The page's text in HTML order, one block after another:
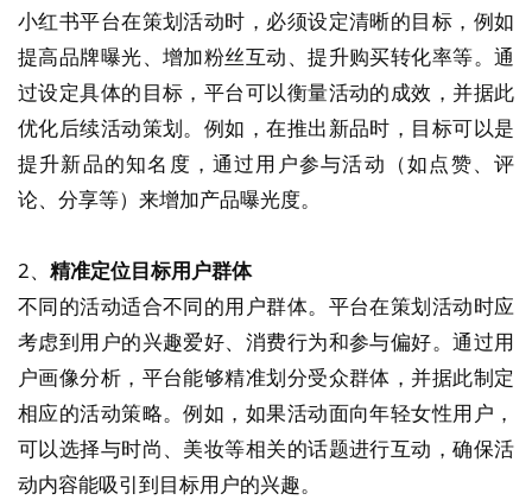
小红书平台在策划活动时，必须设定清晰的目标，例如
提高品牌曝光、增加粉丝互动、提升购买转化率等。通
过设定具体的目标，平台可以衡量活动的成效，并据此
优化后续活动策划。例如，在推出新品时，目标可以是
提升新品的知名度，通过用户参与活动（如点赞、评
论、分享等）来增加产品曝光度。
2、 精准定位目标用户群体
不同的活动适合不同的用户群体。平台在策划活动时应
考虑到用户的兴趣爱好、消费行为和参与偏好。通过用
户画像分析，平台能够精准划分受众群体，并据此制定
相应的活动策略。例如，如果活动面向年轻女性用户，
可以选择与时尚、美妆等相关的话题进行互动，确保活
动内容能吸引到目标用户的兴趣。